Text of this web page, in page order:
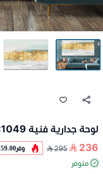
لوحة جدارية فنية C1049
236
295 وفر59.00
متوفر